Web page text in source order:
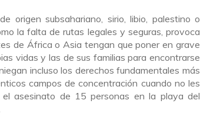
origen subsahariano, sirio, libio, palestino o
la falta de rutas legales y seguras, provoca
de África o Asia tengan que poner en grave
vidas y las de sus familias para encontrarse
incluso los derechos fundamentales más
campos de concentración cuando no les
asesinato de 15 personas en la playa del